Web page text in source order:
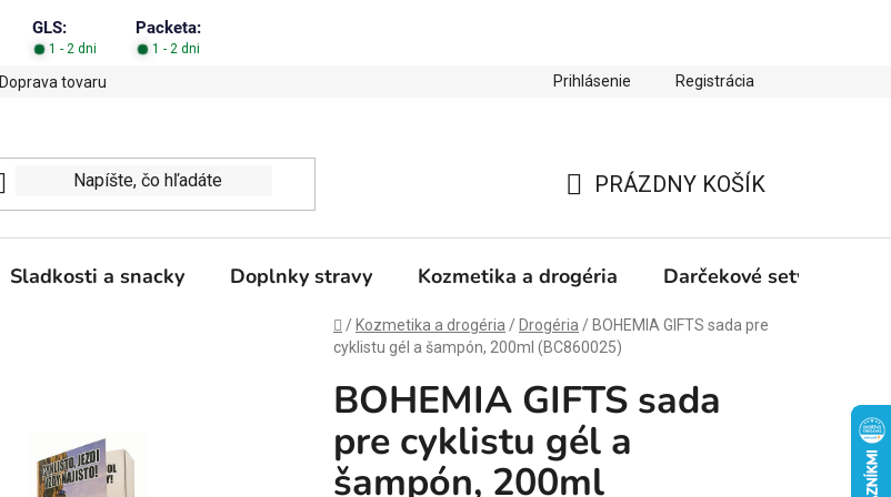
GLS: Packeta:
1 - 2 dni 1 - 2 dni
Doprava tovaru Podmienky ochrany osobných údajov Zľava 10 % na prvý nákup
Prihlásenie Registrácia
KOŠÍK
PRÁZDNY KOŠÍK
Sladkosti a snacky Doplnky stravy Kozmetika a drogéria Darčekové sety
Domov
/ Kozmetika a drogéria / Drogéria / BOHEMIA GIFTS sada pre
cyklistu gél a šampón, 200ml (BC860025)
BOHEMIA GIFTS sada
pre cyklistu gél a
šampón, 200ml